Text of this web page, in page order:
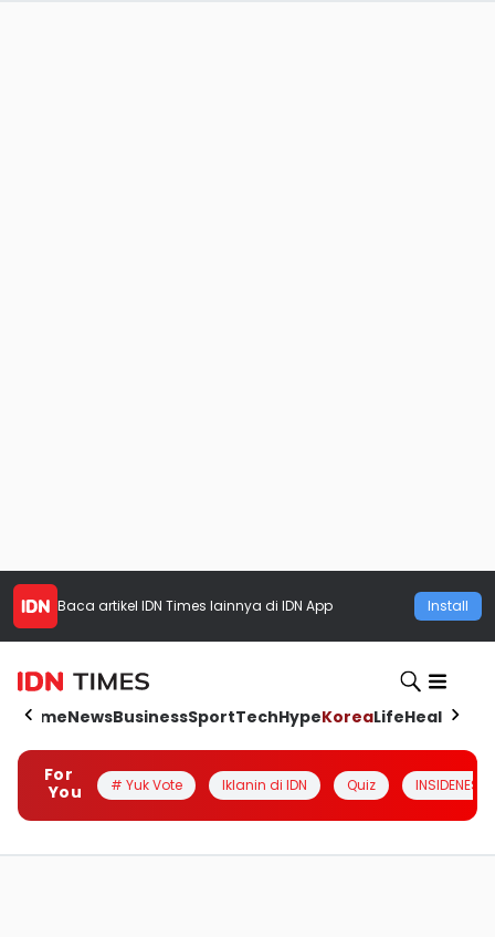
Baca artikel IDN Times lainnya di IDN App Install
HomeNewsBusinessSportTechHypeKoreaLifeHealth
For
You
# Yuk Vote Iklanin di IDN Quiz INSIDENESIA